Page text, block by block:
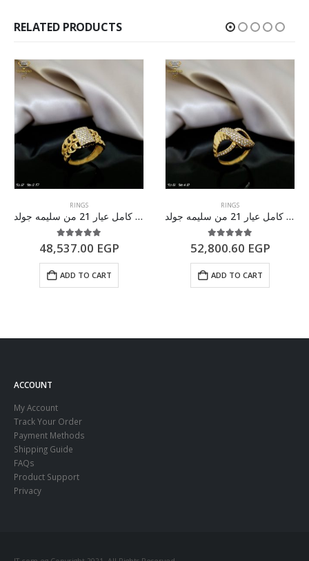
RELATED PRODUCTS
RINGS
خاتم ذهب كامل عيار 21 من سليمه جولد
5.00 out of 5
48,537.00 EGP
ADD TO CART
RINGS
خاتم ذهب كامل عيار 21 من سليمه جولد
5.00 out of 5
52,800.60 EGP
ADD TO CART
ACCOUNT
My Account
Track Your Order
Payment Methods
Shipping Guide
FAQs
Product Support
Privacy